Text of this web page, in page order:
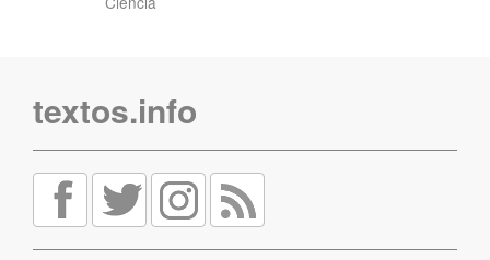
textos.info